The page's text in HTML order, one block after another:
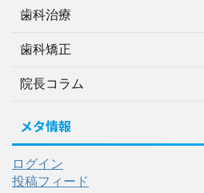
歯科治療
歯科矯正
院長コラム
メタ情報
ログイン
投稿フィード